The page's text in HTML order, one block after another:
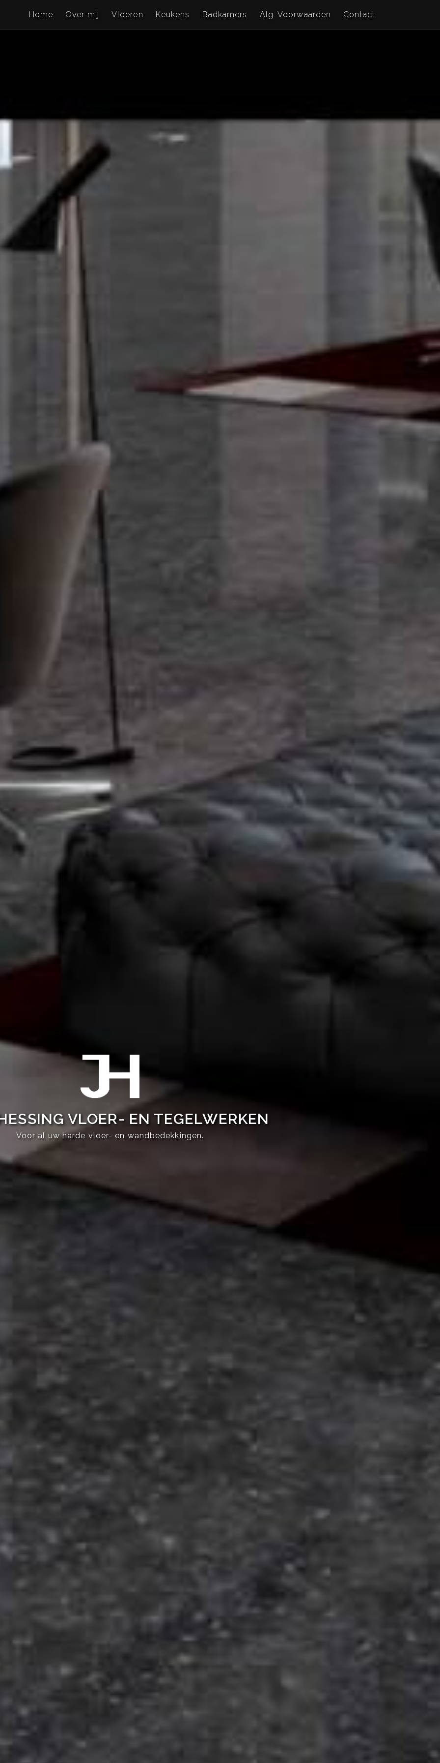
Home Over mij Vloeren Keukens Badkamers Alg. Voorwaarden Contact
VLOER- EN TEGELWERKEN
Voor al uw harde vloer- en wandbedekkingen.